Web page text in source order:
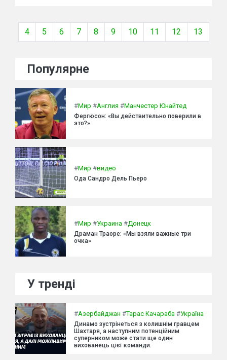
4 5 6 7 8 9 10 11 12 13
Популярне
#Мир #Англия #Манчестер Юнайтед
Фергюсон: «Вы действительно поверили в
это?»
#Мир #видео
Ода Сандро Дель Пьеро
#Мир #Украина #Донецк
Драман Траоре: «Мы взяли важные три
очка»
У тренді
#Азербайджан #Тарас Качараба #Україна
Динамо зустрінеться з колишнім гравцем
Шахтаря, а наступним потенційним
суперником може стати ще один
вихованець цієї команди.